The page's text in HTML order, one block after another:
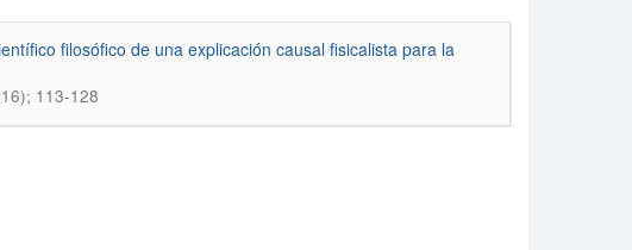
filosófico de una explicación causal fisicalista para la
113-128